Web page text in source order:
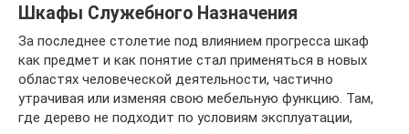
Шкафы Служебного Назначения
За последнее столетие под влиянием прогресса шкаф
как предмет и как понятие стал применяться в новых
областях человеческой деятельности, частично
утрачивая или изменяя свою мебельную функцию. Там,
где дерево не подходит по условиям эксплуатации,